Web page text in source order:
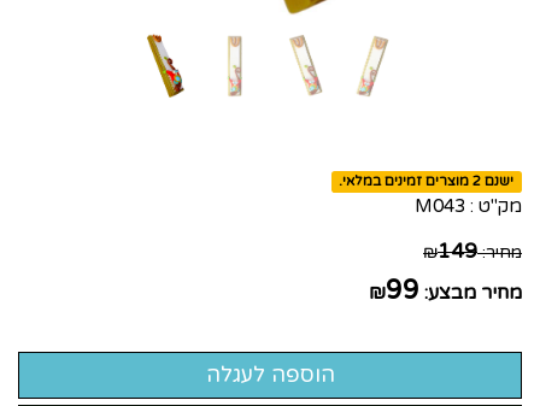
ישנם 2 מוצרים זמינים במלאי.
מק"ט : M043
מחיר: ₪149
מחיר מבצע: ₪99